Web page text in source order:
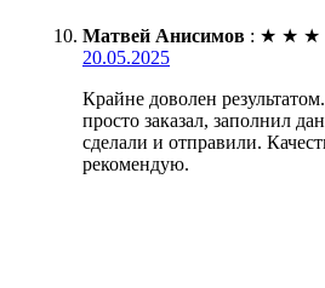
Матвей Анисимов : ★ ★ ★
20.05.2025
Крайне доволен
просто заказал, заполнил
сделали и отправили.
рекомендую.